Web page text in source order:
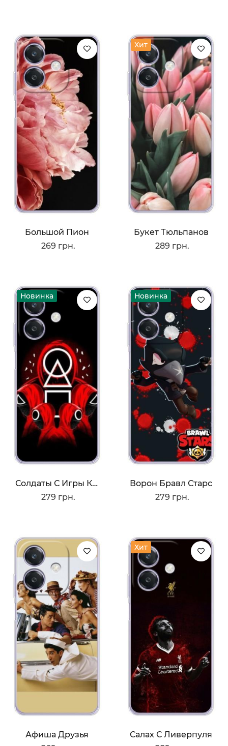
Большой Пион
269 грн.
Хит
Букет Тюльпанов
289 грн.
Новинка
Солдаты С Игры Кальмара
279 грн.
Новинка
Ворон Бравл Старс
279 грн.
Афиша Друзья
Хит
Салах С Ливерпуля